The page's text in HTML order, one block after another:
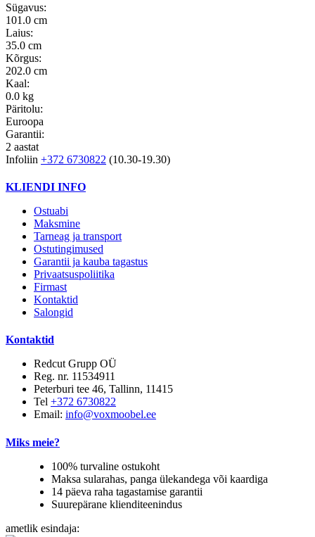
Sügavus:
101.0 cm
Laius:
35.0 cm
Kõrgus:
202.0 cm
Kaal:
0.0 kg
Päritolu:
Euroopa
Garantii:
2 aastat
Infoliin +372 6730822 (10.30-19.30)
KLIENDI INFO
Ostuabi
Maksmine
Tarneag ja transport
Ostutingimused
Garantii ja kauba tagastus
Privaatsuspoliitika
Firmast
Kontaktid
Salongid
Kontaktid
Redcut Grupp OÜ
Reg. nr. 11534911
Peterburi tee 46, Tallinn, 11415
Tel +372 6730822
Email: info@voxmoobel.ee
Miks meie?
100% turvaline ostukoht
Maksa sularahas, panga ülekandega või kaardiga
14 päeva raha tagastamise garantii
Suurepärane klienditeenindus
ametlik esindaja: